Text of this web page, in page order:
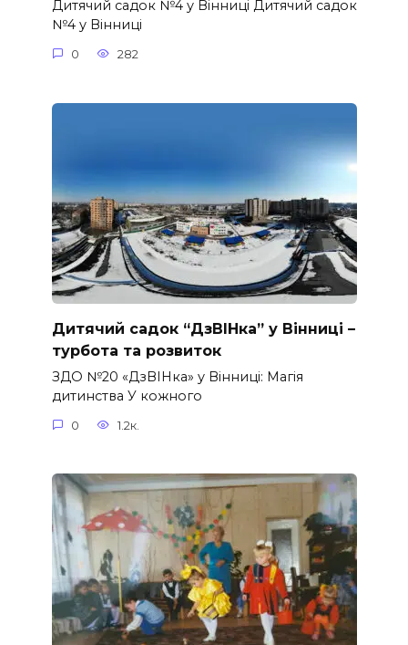
Дитячий садок №4 у Вінниці Дитячий садок
№4 у Вінниці
0 282
Дитячий садок “ДзВІНка” у Вінниці –
турбота та розвиток
ЗДО №20 «ДзВІНка» у Вінниці: Магія
дитинства У кожного
0 1.2к.